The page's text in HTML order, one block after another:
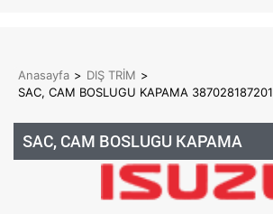
Anasayfa > DIŞ TRİM >
SAC, CAM BOSLUGU KAPAMA 387028187201
SAC, CAM BOSLUGU KAPAMA